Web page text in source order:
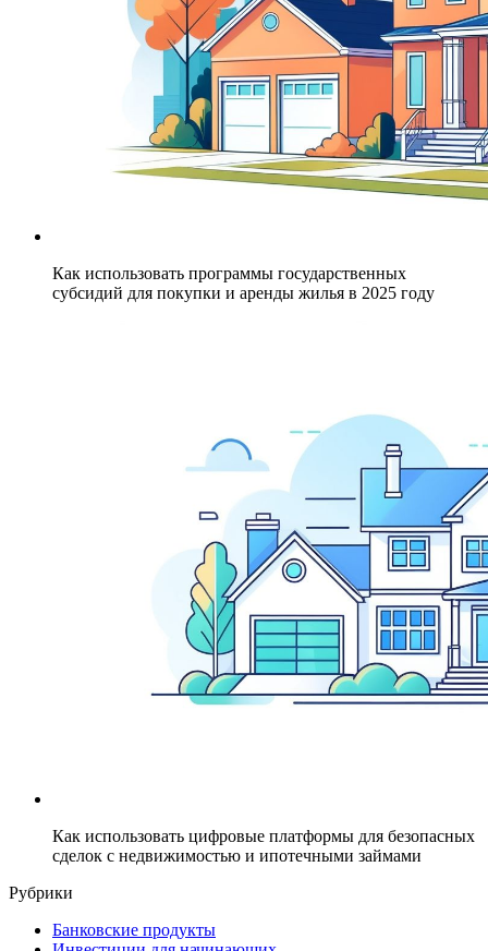
Как использовать программы государственных
субсидий для покупки и аренды жилья в 2025 году
Как использовать цифровые платформы для безопасных
сделок с недвижимостью и ипотечными займами
Рубрики
Банковские продукты